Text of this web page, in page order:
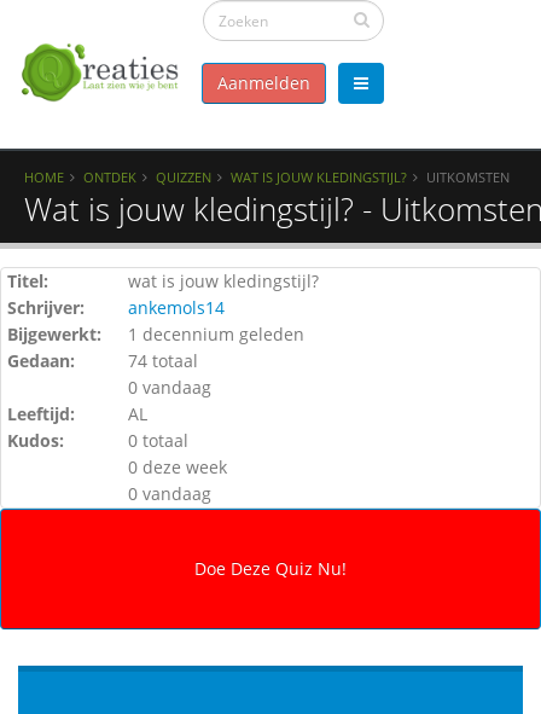
Aanmelden
HOME ONTDEK QUIZZEN WAT IS JOUW KLEDINGSTIJL? UITKOMSTEN
Wat is jouw kledingstijl? -
Titel:
wat is jouw kledingstijl?
Schrijver:
ankemols14
Bijgewerkt:
1 decennium geleden
Gedaan:
74 totaal
0 vandaag
Leeftijd:
AL
Kudos:
0 totaal
0 deze week
0 vandaag